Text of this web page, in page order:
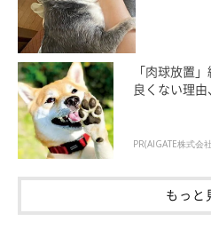
コンちゃんは「とにか
「肉球放置
良くない理
PR(AIGATE株式会
もっと